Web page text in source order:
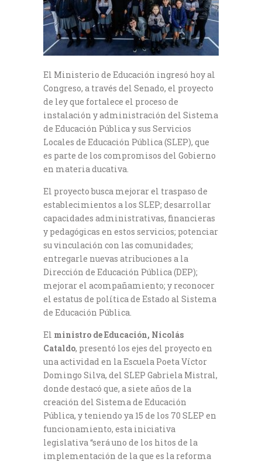
El Ministerio de Educación ingresó hoy al
Congreso, a través del Senado, el proyecto
de ley que fortalece el proceso de
instalación y administración del Sistema
de Educación Pública y sus Servicios
Locales de Educación Pública (SLEP), que
es parte de los compromisos del Gobierno
en materia ducativa.
El proyecto busca mejorar el traspaso de
establecimientos a los SLEP; desarrollar
capacidades administrativas, financieras
y pedagógicas en estos servicios; potenciar
su vinculación con las comunidades;
entregarle nuevas atribuciones a la
Dirección de Educación Pública (DEP);
mejorar el acompañamiento; y reconocer
el estatus de política de Estado al Sistema
de Educación Pública.
El ministro de Educación, Nicolás
Cataldo, presentó los ejes del proyecto en
una actividad en la Escuela Poeta Víctor
Domingo Silva, del SLEP Gabriela Mistral,
donde destacó que, a siete años de la
creación del Sistema de Educación
Pública, y teniendo ya 15 de los 70 SLEP en
funcionamiento, esta iniciativa
legislativa “será uno de los hitos de la
implementación de la que es la reforma